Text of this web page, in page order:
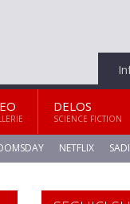
DELOS
SCIENCE FICTION
NETFLIX